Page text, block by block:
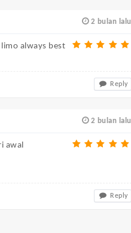
2 bulan lalu
always best
Reply
2 bulan lalu
awal
Reply